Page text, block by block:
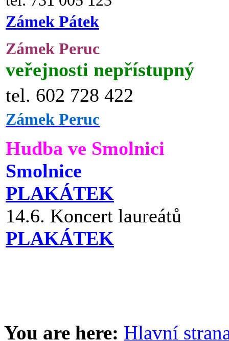
Zámek Pátek
Zámek Peruc
veřejnosti nepřístupný
tel. 602 728 422
Zámek Peruc
Hudba ve Smolnici
Smolnice
PLAKÁTEK
14.6. Koncert laureátů
PLAKÁTEK
You are here: Hlavní